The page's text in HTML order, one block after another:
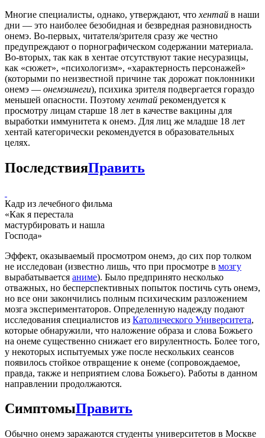
Многие специалисты, однако, утверждают, что хентай в наши
дни — это наиболее безобидная и безвредная разновидность
онемэ. Во-первых, читателя/зрителя сразу же честно
предупреждают о порнографическом содержании материала.
Во-вторых, так как в хентае отсутствуют такие несуразицы,
как «сюжет», «психологизм», «характерность персонажей»
(которыми по неизвестной причине так дорожат поклонники
онемэ — онемэшнеги), психика зрителя подвергается гораздо
меньшей опасности. Поэтому хентай рекомендуется к
просмотру лицам старше 18 лет в качестве вакцины для
выработки иммунитета к онемэ. Для лиц же младше 18 лет
хентай категорически рекомендуется в образовательных
целях.
ПоследствияПравить
Кадр из лечебного фильма
«Как я перестала
мастурбировать и нашла
Господа»
Эффект, оказываемый просмотром онемэ, до сих пор толком
не исследован (известно лишь, что при просмотре в мозгу
вырабатывается аниме). Было предпринято несколько
отважных, но бесперспективных попыток постичь суть онемэ,
но все они закончились полным психическим разложением
мозга экспериментаторов. Определенную надежду подают
исследования специалистов из Католического Университета,
которые обнаружили, что наложение образа и слова Божьего
на онеме существенно снижает его вирулентность. Более того,
у некоторых испытуемых уже после нескольких сеансов
появилось стойкое отвращение к онеме (сопровождаемое,
правда, также и неприятием слова Божьего). Работы в данном
направлении продолжаются.
СимптомыПравить
Обычно онемэ заражаются студенты университетов в Москве